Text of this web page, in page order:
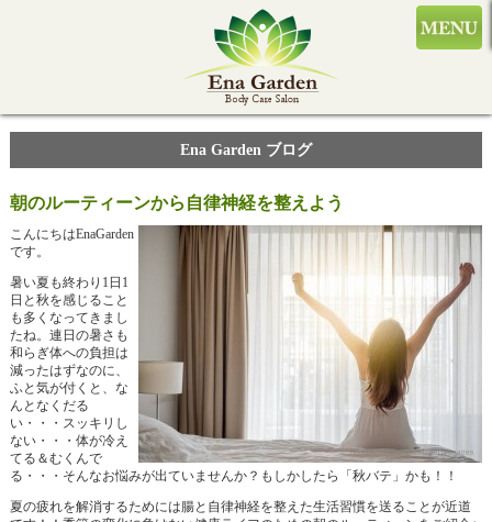
Ena Garden ブログ
朝のルーティーンから自律神経を整えよう
こんにちはEnaGarden
です。
暑い夏も終わり1日1
日と秋を感じること
も多くなってきまし
たね。連日の暑さも
和らぎ体への負担は
減ったはずなのに、
ふと気が付くと、な
んとなくだる
い・・・スッキリし
ない・・・体が冷え
てる＆むくんで
る・・・そんなお悩みが出ていませんか？もしかしたら「秋バテ」かも！！
夏の疲れを解消するためには腸と自律神経を整えた生活習慣を送ることが近道